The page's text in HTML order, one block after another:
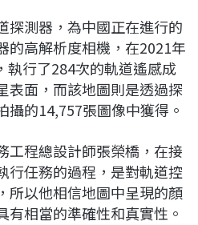
探測器，為中國正在進行的
的高解析度相機，在2021年
執行了284次的軌道遙感成
表面，而該地圖則是透過探
攝的14,757張圖像中獲得。
工程總設計師張榮橋，在接
行任務的過程，是對軌道控
所以他相信地圖中呈現的顏
有相當的準確性和真實性。